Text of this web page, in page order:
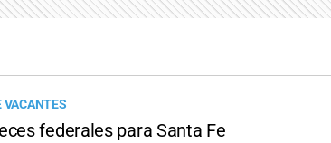
VACANTES
federales para Santa Fe